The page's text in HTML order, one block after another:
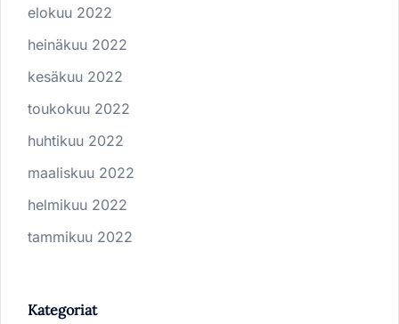
elokuu 2022
heinäkuu 2022
kesäkuu 2022
toukokuu 2022
huhtikuu 2022
maaliskuu 2022
helmikuu 2022
tammikuu 2022
Kategoriat